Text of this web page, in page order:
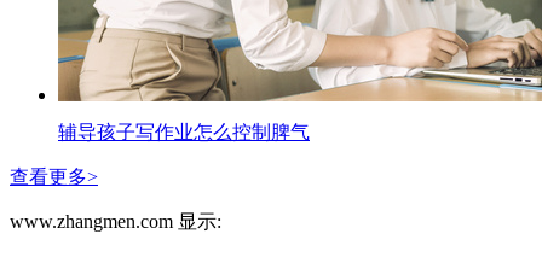
辅导孩子写作业怎么控制脾气
查看更多>
www.zhangmen.com 显示: